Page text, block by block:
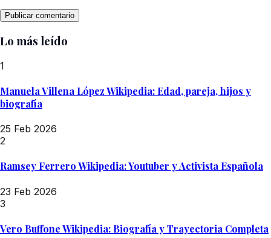
Lo más leído
1
Manuela Villena López Wikipedia: Edad, pareja, hijos y
biografía
25 Feb 2026
2
Ramsey Ferrero Wikipedia: Youtuber y Activista Española
23 Feb 2026
3
Vero Buffone Wikipedia: Biografía y Trayectoria Completa